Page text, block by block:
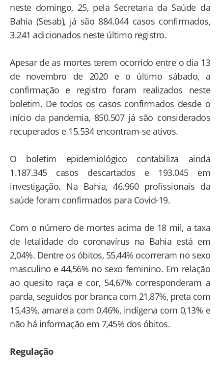
neste domingo, 25, pela Secretaria da Saúde da
Bahia (Sesab), já são 884.044 casos confirmados,
3.241 adicionados neste último registro.
Apesar de as mortes terem ocorrido entre o dia 13
de novembro de 2020 e o último sábado, a
confirmação e registro foram realizados neste
boletim. De todos os casos confirmados desde o
início da pandemia, 850.507 já são considerados
recuperados e 15.534 encontram-se ativos.
O boletim epidemiológico contabiliza ainda
1.187.345 casos descartados e 193.045 em
investigação. Na Bahia, 46.960 profissionais da
saúde foram confirmados para Covid-19.
Com o número de mortes acima de 18 mil, a taxa
de letalidade do coronavírus na Bahia está em
2,04%. Dentre os óbitos, 55,44% ocorreram no sexo
masculino e 44,56% no sexo feminino. Em relação
ao quesito raça e cor, 54,67% corresponderam a
parda, seguidos por branca com 21,87%, preta com
15,43%, amarela com 0,46%, indígena com 0,13% e
não há informação em 7,45% dos óbitos.
Regulação